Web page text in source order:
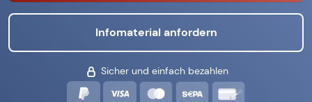
Infomaterial anfordern
Sicher und einfach bezahlen